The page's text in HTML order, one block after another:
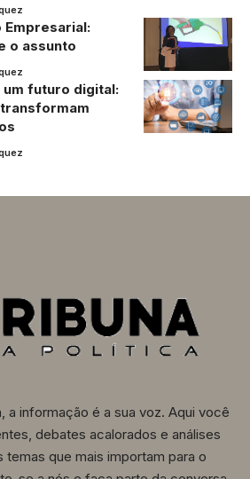
Empresarial:
o assunto
futuro digital:
a informação é a sua voz. Aqui você
debates acalorados e análises
que mais importam para o